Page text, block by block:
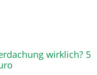
wirklich? 5